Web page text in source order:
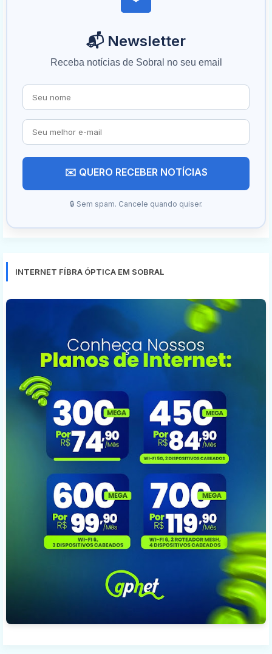
📬 Newsletter
Receba notícias de Sobral no seu email
✉️ QUERO RECEBER NOTÍCIAS
🔒 Sem spam. Cancele quando quiser.
INTERNET FÍBRA ÓPTICA EM SOBRAL